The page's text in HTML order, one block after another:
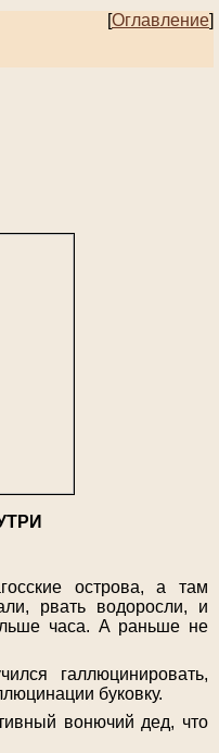
[Оглавление]
острова, а там
рвать водоросли, и
часа. А раньше не
галлюцинировать,
буковку.
вонючий дед, что